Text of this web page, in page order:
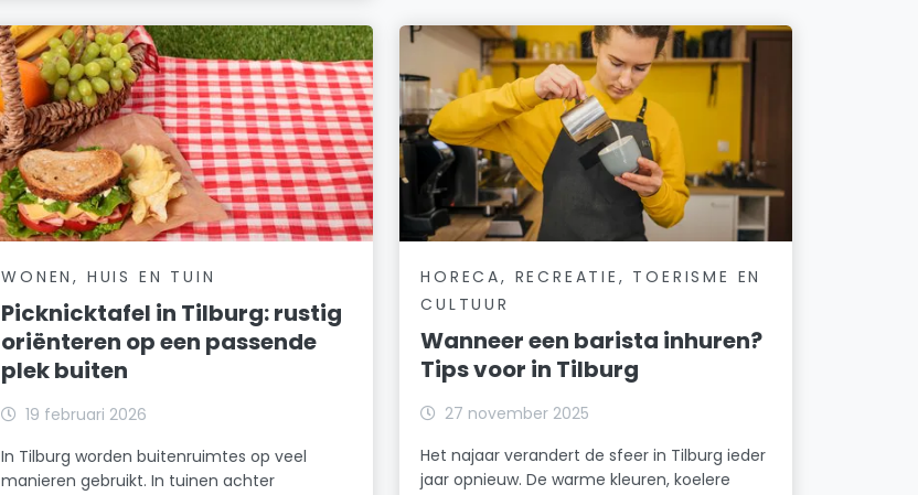
WONEN, HUIS EN TUIN
Picknicktafel in Tilburg: rustig
oriënteren op een passende
plek buiten
19 februari 2026
In Tilburg worden buitenruimtes op veel
manieren gebruikt. In tuinen achter
HORECA, RECREATIE, TOERISME EN
CULTUUR
Wanneer een barista inhuren?
Tips voor in Tilburg
27 november 2025
Het najaar verandert de sfeer in Tilburg ieder
jaar opnieuw. De warme kleuren, koelere